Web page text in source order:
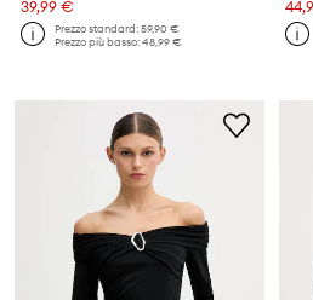
39,99 €
Prezzo standard:59,90 €
Prezzo più basso:48,99 €